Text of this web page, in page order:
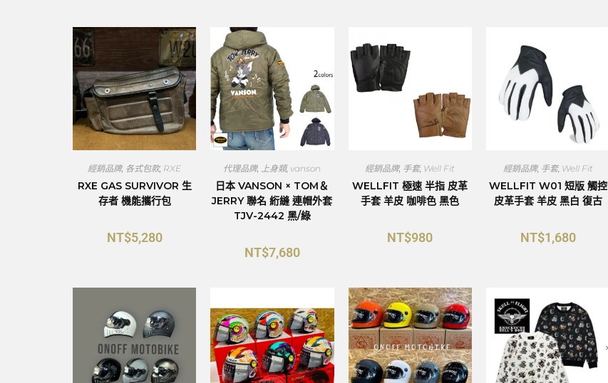
經銷品牌, 各式包款, RXE
RXE GAS SURVIVOR 生
存者 機能攜行包
NT$5,280
代理品牌, 上身類, vanson
日本 VANSON × TOM＆
JERRY 聯名 絎縫 連帽外套
TJV-2442 黑/綠
NT$7,680
經銷品牌, 手套, Well Fit
WELLFIT 極速 半指 皮革
手套 羊皮 咖啡色 黑色
NT$980
經銷品牌, 手套, Well Fit
WELLFIT W01 短版 觸控
皮革手套 羊皮 黑白 復古
NT$1,680